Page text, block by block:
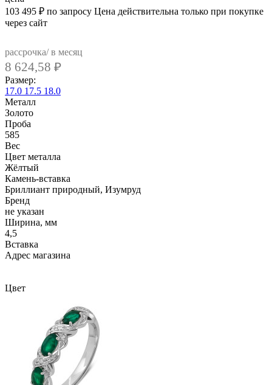
103 495 ₽ по запросу Цена действительна только при покупке
через сайт
рассрочка/ в месяц
8 624,58 ₽
Размер:
17.0 17.5 18.0
Металл
Золото
Проба
585
Вес
Цвет металла
Жёлтый
Камень-вставка
Бриллиант природный, Изумруд
Бренд
не указан
Ширина, мм
4,5
Вcтавка
Адрес магазина
Цвет